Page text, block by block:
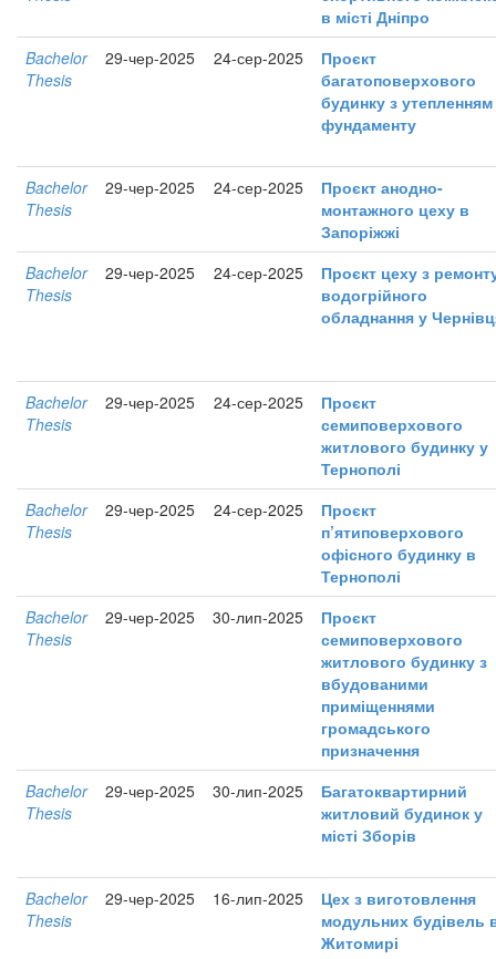
в місті Дніпро
Bachelor
Thesis
29-чер-2025 24-сер-2025
Проєкт
багатоповерхового
будинку з утепленням
фундаменту
Bachelor
Thesis
29-чер-2025 24-сер-2025
Проєкт анодно-
монтажного цеху в
Запоріжжі
Bachelor
Thesis
29-чер-2025 24-сер-2025
Проєкт цеху з
водогрійного
обладнання у
Bachelor
Thesis
29-чер-2025 24-сер-2025
Проєкт
семиповерхового
житлового будинку у
Тернополі
Bachelor
Thesis
29-чер-2025 24-сер-2025
Проєкт
п’ятиповерхового
офісного будинку в
Тернополі
Bachelor
Thesis
29-чер-2025 30-лип-2025
Проєкт
семиповерхового
житлового будинку з
вбудованими
приміщеннями
громадського
призначення
Bachelor
Thesis
29-чер-2025 30-лип-2025
Багатоквартирний
житловий будинок у
місті Зборів
Bachelor
Thesis
29-чер-2025 16-лип-2025
Цех з виготовлення
модульних будівель
Житомирі